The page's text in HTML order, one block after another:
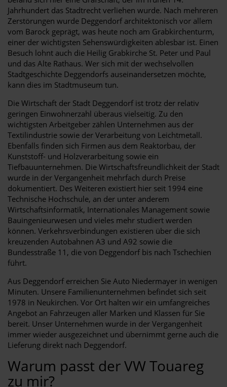
Jahrhundert das Stadtrecht verliehen wurde. Nach mehreren
Zerstörungen wurde Deggendorf architektonisch vor allem
vom Barock geprägt, was heute noch am Grabkirchenturm,
einer der wichtigsten Sehenswürdigkeiten ablesbar ist. Einen
Besuch lohnt auch die Heilig Grabkirche St. Peter und Paul
und das Alte Rathaus. Wer sich mit der wechselvollen
Stadtgeschichte Deggendorfs auseinandersetzen möchte,
kann dies im Stadtmuseum tun.
Die Wirtschaft der Stadt Deggendorf ist trotz der relativ
geringen Einwohnerzahl überaus vielseitig. Zu den
wichtigsten Arbeitgeber zählen Unternehmen aus der
Textilindustrie sowie der Verarbeitung von Leichtmetall.
Ebenfalls finden sich Firmen aus dem Reaktorbau, der
Kunststoff- und Holzverarbeitung sowie ein
Tiefbauunternehmen. Die Wirtschaftsfreundlichkeit der Stadt
wurde in der Vergangenheit mehrfach durch Preise
dokumentiert. Des Weiteren existiert hier seit 1994 eine
Technische Hochschule, an der unter anderem
Wirtschaftsinformatik, Internationales Management sowie
Bauingenieurwesen und vieles mehr studiert werden
können. Verkehrsverbindungen existieren über die sich
kreuzenden Autobahnen A3 und A92 sowie die
Bundesstraße 11, die von Deggendorf bis nach Tschechien
führt.
Aus Deggendorf erreichen Sie Auto Niedermayer in wenigen
Minuten. Unsere Familienunternehmen befindet sich seit
1978 in Neukirchen. Vor Ort halten wir ein umfangreiches
Angebot an Fahrzeugen aller Marken und Klassen für Sie
bereit. Unser Unternehmen wurde in der Vergangenheit
immer wieder ausgezeichnet und übernimmt gerne auch die
Lieferung direkt nach Deggendorf.
Warum passt der VW Touareg
zu mir?